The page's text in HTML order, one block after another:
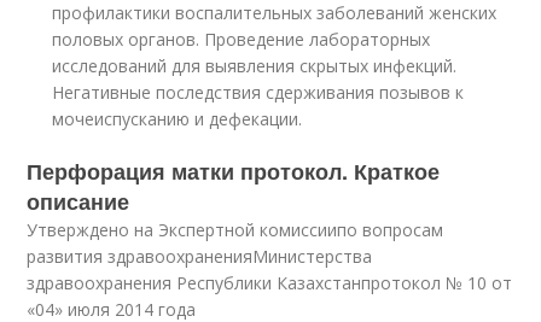
профилактики воспалительных заболеваний женских
половых органов. Проведение лабораторных
исследований для выявления скрытых инфекций.
Негативные последствия сдерживания позывов к
мочеиспусканию и дефекации.
Перфорация матки протокол. Краткое
описание
Утверждено на Экспертной комиссиипо вопросам
развития здравоохраненияМинистерства
здравоохранения Республики Казахстанпротокол № 10 от
«04» июля 2014 года